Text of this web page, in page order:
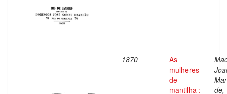
1870
As
mulheres
de
mantilha :
de,